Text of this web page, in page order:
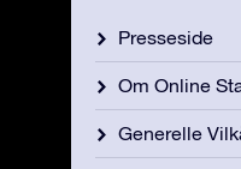
Presseside
Om Online
Generelle